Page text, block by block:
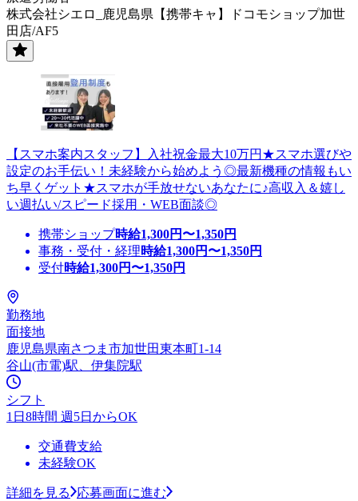
株式会社シエロ_鹿児島県【携帯キャ】ドコモショップ加世
田店/AF5
【スマホ案内スタッフ】入社祝金最大10万円★スマホ選びや
設定のお手伝い！未経験から始めよう◎最新機種の情報もい
ち早くゲット★スマホが手放せないあなたに♪高収入＆嬉し
い週払い/スピード採用・WEB面談◎
携帯ショップ時給1,300円〜1,350円
事務・受付・経理時給1,300円〜1,350円
受付時給1,300円〜1,350円
勤務地
面接地
鹿児島県南さつま市加世田東本町1-14
谷山(市電)駅、伊集院駅
シフト
1日8時間 週5日からOK
交通費支給
未経験OK
詳細を見る
応募画面に進む